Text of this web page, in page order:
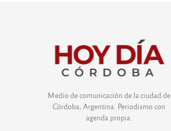
Medio de comunicación de la ciudad de
Córdoba, Argentina. Periodismo con
agenda propia.